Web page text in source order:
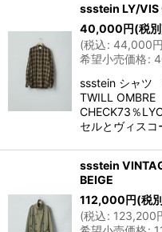
ssstein LY/VIS
40,000円(税
(税込: 44,000円
希望小売価格:
ssstein シャツ
TWILL OMBRE
CHECK73％
セルとヴィス
ssstein
BEIGE
112,000円(税
(税込: 123,200